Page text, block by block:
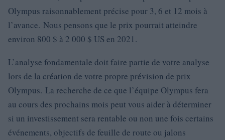
Olympus raisonnablement précise pour 3, 6 et 12 mois à
l’avance. Nous pensons que le prix pourrait atteindre
environ 800 $ à 2 000 $ US en 2021.
L’analyse fondamentale doit faire partie de votre analyse
lors de la création de votre propre prévision de prix
Olympus. La recherche de ce que l’équipe Olympus fera
au cours des prochains mois peut vous aider à déterminer
si un investissement sera rentable ou non une fois certains
événements, objectifs de feuille de route ou jalons